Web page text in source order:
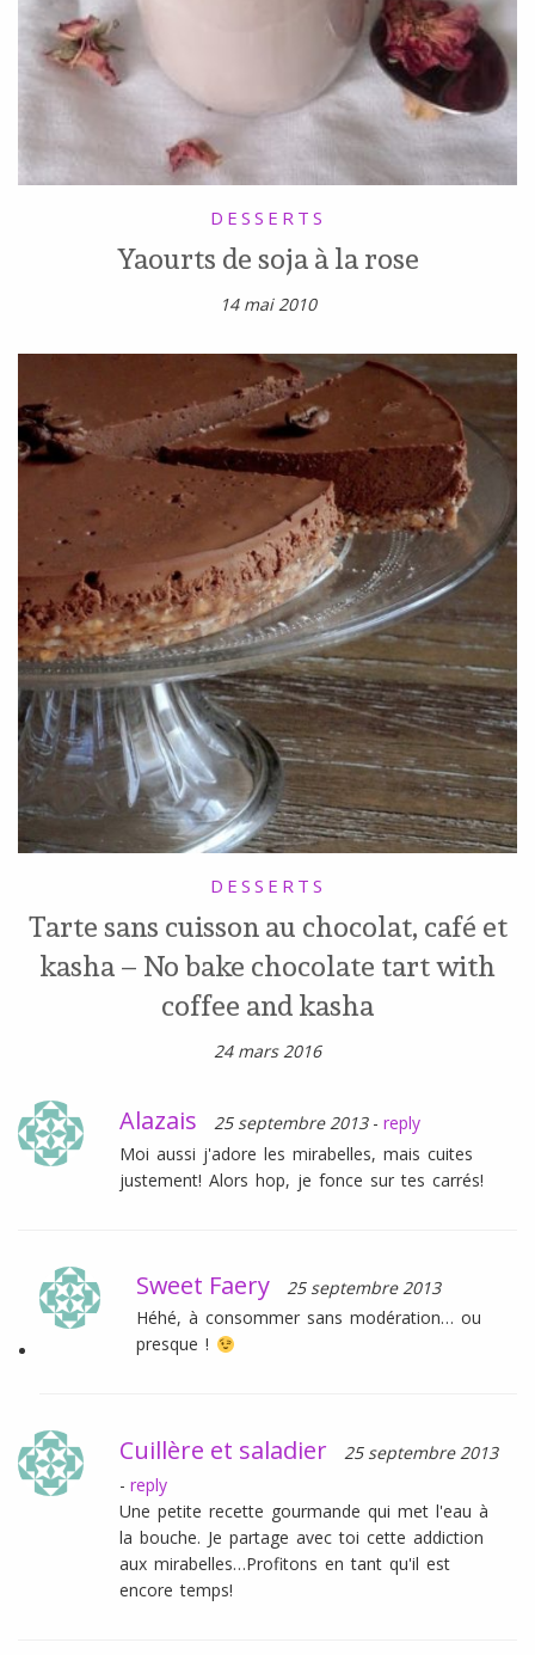
DESSERTS
Yaourts de soja à la rose
14 mai 2010
DESSERTS
Tarte sans cuisson au chocolat, café et
kasha – No bake chocolate tart with
coffee and kasha
24 mars 2016
Alazais 25 septembre 2013 - reply
Moi aussi j'adore les mirabelles, mais cuites
justement! Alors hop, je fonce sur tes carrés!
Sweet Faery
25 septembre 2013
Héhé, à consommer sans modération… ou
presque !
Cuillère et saladier
25 septembre 2013
- reply
Une petite recette gourmande qui met l'eau à
la bouche. Je partage avec toi cette addiction
aux mirabelles…Profitons en tant qu'il est
encore temps!